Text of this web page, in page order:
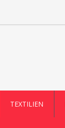
TEXTILIEN